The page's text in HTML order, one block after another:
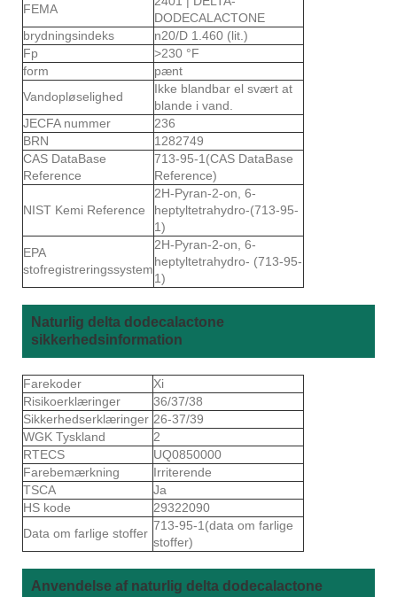
FEMA
DODECALACTONE
brydningsindeks
n20/D 1.460 (lit.)
Fp
>230 °F
form
pænt
Vandopløselighed
Ikke blandbar el svært at
blande i vand.
JECFA nummer
236
BRN
1282749
CAS DataBase
Reference
713-95-1(CAS DataBase
Reference)
NIST Kemi Reference
2H-Pyran-2-on, 6-
heptyltetrahydro-(713-95-
1)
EPA
stofregistreringssystem
2H-Pyran-2-on, 6-
heptyltetrahydro- (713-95-
1)
Naturlig delta dodecalactone
sikkerhedsinformation
Farekoder
Xi
Risikoerklæringer
36/37/38
Sikkerhedserklæringer 26-37/39
WGK Tyskland
2
RTECS
UQ0850000
Farebemærkning
Irriterende
TSCA
Ja
HS kode
29322090
Data om farlige stoffer
713-95-1(data om farlige
stoffer)
Anvendelse af naturlig delta dodecalactone